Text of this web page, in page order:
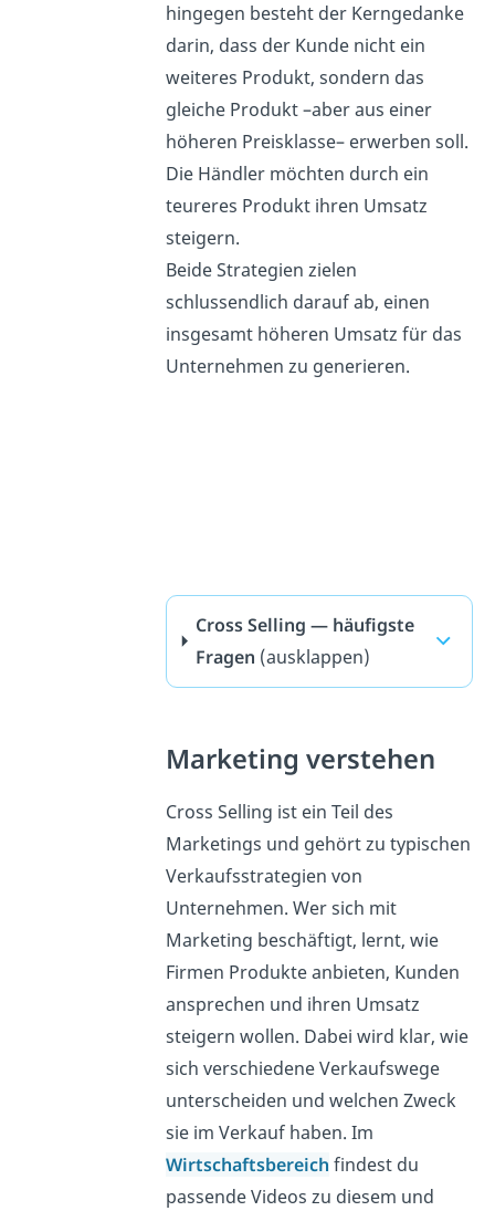
hingegen besteht der Kerngedanke
darin, dass der Kunde nicht ein
weiteres Produkt, sondern das
gleiche Produkt –aber aus einer
höheren Preisklasse– erwerben soll.
Die Händler möchten durch ein
teureres Produkt ihren Umsatz
steigern.
Beide Strategien zielen
schlussendlich darauf ab, einen
insgesamt höheren Umsatz für das
Unternehmen zu generieren.
Cross Selling — häufigste
Fragen (ausklappen)
Marketing verstehen
Cross Selling ist ein Teil des
Marketings und gehört zu typischen
Verkaufsstrategien von
Unternehmen. Wer sich mit
Marketing beschäftigt, lernt, wie
Firmen Produkte anbieten, Kunden
ansprechen und ihren Umsatz
steigern wollen. Dabei wird klar, wie
sich verschiedene Verkaufswege
unterscheiden und welchen Zweck
sie im Verkauf haben. Im
Wirtschaftsbereich findest du
passende Videos zu diesem und